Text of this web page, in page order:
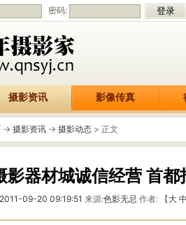
密码:
摄影资讯 影像传真
-> 摄影资讯 -> 摄影动态 > 正文
影器材城诚信经营 首都
2011-09-20 09:19:51 来源:色影无忌 作者: 【大 中